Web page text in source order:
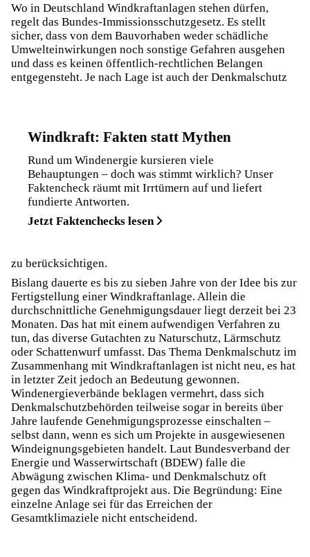
Windkraft: Fakten statt Mythen
Rund um Windenergie kursieren viele
Behauptungen – doch was stimmt wirklich? Unser
Faktencheck räumt mit Irrtümern auf und liefert
fundierte Antworten.
Jetzt Faktenchecks lesen
Wo in Deutschland Windkraftanlagen stehen dürfen,
regelt das Bundes-Immissionsschutzgesetz. Es stellt
sicher, dass von dem Bauvorhaben weder schädliche
Umwelteinwirkungen noch sonstige Gefahren ausgehen
und dass es keinen öffentlich-rechtlichen Belangen
entgegensteht. Je nach Lage ist auch der Denkmalschutz
zu berücksichtigen.
Bislang dauerte es bis zu sieben Jahre von der Idee bis zur
Fertigstellung einer Windkraftanlage. Allein die
durchschnittliche Genehmigungsdauer liegt derzeit bei 23
Monaten. Das hat mit einem aufwendigen Verfahren zu
tun, das diverse Gutachten zu Naturschutz, Lärmschutz
oder Schattenwurf umfasst. Das Thema Denkmalschutz im
Zusammenhang mit Windkraftanlagen ist nicht neu, es hat
in letzter Zeit jedoch an Bedeutung gewonnen.
Windenergieverbände beklagen vermehrt, dass sich
Denkmalschutzbehörden teilweise sogar in bereits über
Jahre laufende Genehmigungsprozesse einschalten –
selbst dann, wenn es sich um Projekte in ausgewiesenen
Windeignungsgebieten handelt. Laut Bundesverband der
Energie und Wasserwirtschaft (BDEW) falle die
Abwägung zwischen Klima- und Denkmalschutz oft
gegen das Windkraftprojekt aus. Die Begründung: Eine
einzelne Anlage sei für das Erreichen der
Gesamtklimaziele nicht entscheidend.